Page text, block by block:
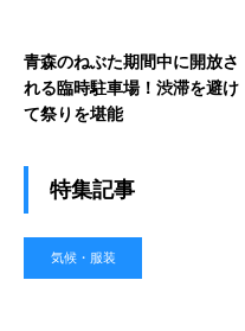
青森のねぶた期間中に開放さ
れる臨時駐車場！渋滞を避け
て祭りを堪能
特集記事
気候・服装